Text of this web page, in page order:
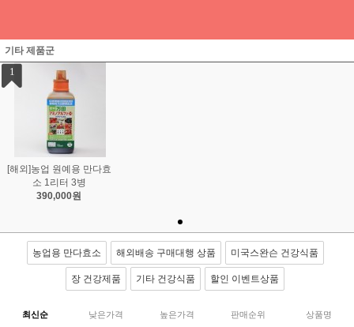
기타 제품군
1
[해외]농업 원예용 만다효
소 1리터 3병
390,000원
농업용 만다효소 해외배송 구매대행 상품 미국스완슨 건강식품
장 건강제품 기타 건강식품 할인 이벤트상품
최신순 낮은가격 높은가격 판매순위 상품명